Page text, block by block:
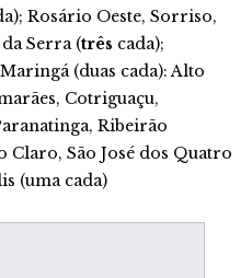
Rosário Oeste, Sorriso,
Serra (três cada);
(duas cada): Alto
Cotriguaçu,
Ribeirão
Claro, São José dos Quatro
(uma cada)